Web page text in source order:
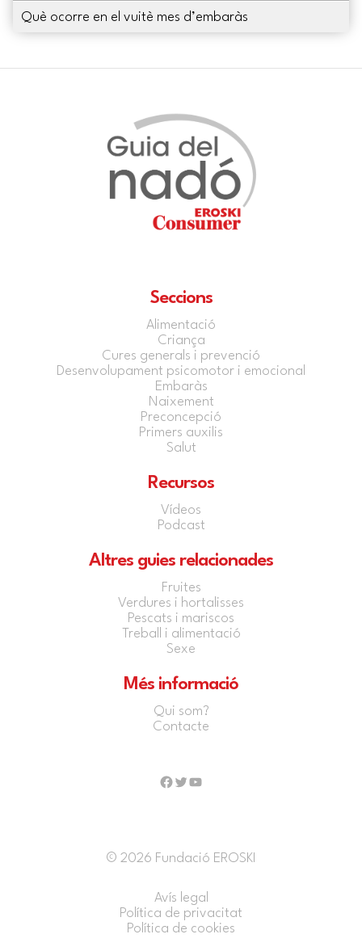
Què ocorre en el vuitè mes d’embaràs
Seccions
Alimentació
Criança
Cures generals i prevenció
Desenvolupament psicomotor i emocional
Embaràs
Naixement
Preconcepció
Primers auxilis
Salut
Recursos
Vídeos
Podcast
Altres guies relacionades
Fruites
Verdures i hortalisses
Pescats i mariscos
Treball i alimentació
Sexe
Més informació
Qui som?
Contacte
Facebook
Twitter
YouTube
© 2026 Fundació EROSKI
Avís legal
Política de privacitat
Política de cookies